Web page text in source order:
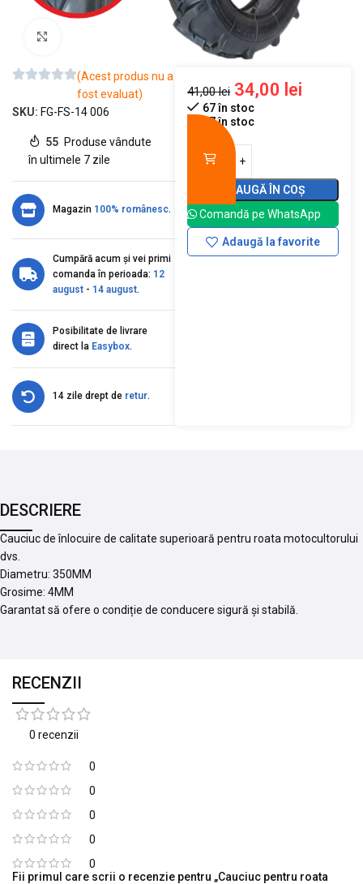
(Acest produs nu a
fost evaluat)
SKU: FG-FS-14 006
55 Produse vândute
în ultimele 7 zile
Magazin 100% românesc.
Cumpără acum și vei primi
comanda în perioada: 12
august - 14 august.
Posibilitate de livrare
direct la Easybox.
14 zile drept de retur.
41,00lei 34,00 lei
67 în stoc
67 în stoc
ADAUGĂ ÎN COȘ
Comandă pe WhatsApp
Adaugă la favorite
DESCRIERE
Cauciuc de înlocuire de calitate superioară pentru roata motocultorului
dvs.
Diametru: 350MM
Grosime: 4MM
Garantat să ofere o condiție de conducere sigură și stabilă.
RECENZII
0 recenzii
0
0
0
0
0
Fii primul care scrii o recenzie pentru „Cauciuc pentru roata